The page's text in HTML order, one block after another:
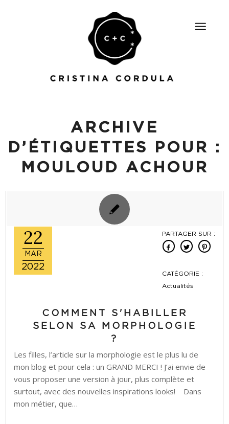
ARCHIVE
D’ÉTIQUETTES POUR :
MOULOUD ACHOUR
22
MAR
2022
PARTAGER SUR :
CATÉGORIE :
Actualités
COMMENT S'HABILLER
SELON SA MORPHOLOGIE
?
Les filles, l’article sur la morphologie est le plus lu de
mon blog et pour cela : un GRAND MERCI ! J’ai envie de
vous proposer une version à jour, plus complète et
surtout, avec des nouvelles inspirations looks! Dans
mon métier, que…